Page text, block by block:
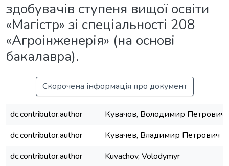
здобувачів ступеня вищої освіти
«Магістр» зі спеціальності 208
«Агроінженерія» (на основі
бакалавра).
Скорочена інформація про документ
dc.contributor.author
Кувачов, Володимир Петрович
dc.contributor.author
Кувачев, Владимир Петрович
dc.contributor.author
Kuvachov, Volodymyr